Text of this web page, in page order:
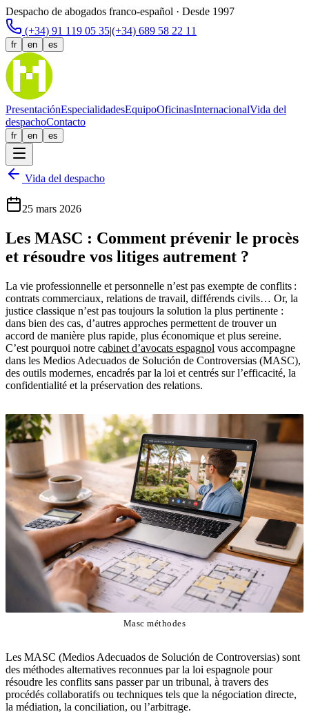
Despacho de abogados franco-español · Desde 1997
(+34) 91 119 05 35|(+34) 689 58 22 11
fr en es
PresentaciónEspecialidadesEquipoOficinasInternacionalVida del
despachoContacto
fr en es
Vida del despacho
25 mars 2026
Les MASC : Comment prévenir le procès
et résoudre vos litiges autrement ?
La vie professionnelle et personnelle n’est pas exempte de conflits :
contrats commerciaux, relations de travail, différends civils… Or, la
justice classique n’est pas toujours la solution la plus pertinente :
dans bien des cas, d’autres approches permettent de trouver un
accord de manière plus rapide, plus économique et plus sereine.
C’est pourquoi notre cabinet d’avocats espagnol vous accompagne
dans les Medios Adecuados de Solución de Controversias (MASC),
des outils modernes, encadrés par la loi et centrés sur l’efficacité, la
confidentialité et la préservation des relations.
Masc méthodes
Les MASC (Medios Adecuados de Solución de Controversias) sont
des méthodes alternatives reconnues par la loi espagnole pour
résoudre les conflits sans passer par un tribunal, à travers des
procédés collaboratifs ou techniques tels que la négociation directe,
la médiation, la conciliation, ou l’arbitrage.